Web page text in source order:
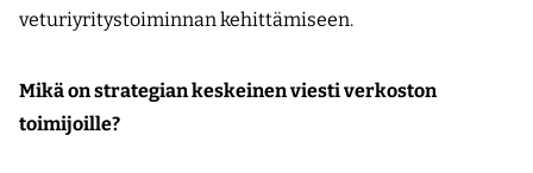
veturiyritystoiminnan kehittämiseen.
Mikä on strategian keskeinen viesti verkoston
toimijoille?